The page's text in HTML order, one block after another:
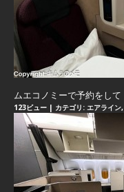
ムエコノミーで予約をし
123ビュー | カテゴリ: エアライン,